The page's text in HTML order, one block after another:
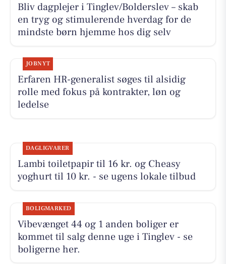
Bliv dagplejer i Tinglev/Bolderslev – skab
en tryg og stimulerende hverdag for de
mindste børn hjemme hos dig selv
JOBNYT
Erfaren HR-generalist søges til alsidig
rolle med fokus på kontrakter, løn og
ledelse
DAGLIGVARER
Lambi toiletpapir til 16 kr. og Cheasy
yoghurt til 10 kr. - se ugens lokale tilbud
BOLIGMARKED
Vibevænget 44 og 1 anden boliger er
kommet til salg denne uge i Tinglev - se
boligerne her.